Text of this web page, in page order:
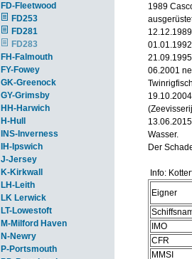
FD-Fleetwood
FD253
FD281
FD283
FH-Falmouth
FY-Fowey
GK-Greenock
GY-Grimsby
HH-Harwich
H-Hull
INS-Inverness
IH-Ipswich
J-Jersey
K-Kirkwall
LH-Leith
LK Lerwick
LT-Lowestoft
M-Milford Haven
N-Newry
P-Portsmouth
1989
06.2001
Wasser.
Der
Info:
Eigner
IMO
CFR
MMSI